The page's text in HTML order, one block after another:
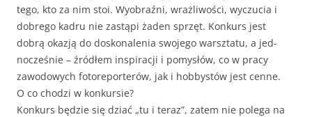
tego, kto za nim stoi. Wyobraźni, wrażli­woś­ci, wyczu­cia i
dobrego kadru nie zastąpi żaden sprzęt. Konkurs jest
dobrą okazją do doskonale­nia swo­jego warsz­tatu, a jed­
nocześnie – źródłem inspiracji i pomysłów, co w pra­cy
zawodowych fotore­porterów, jak i hob­bystów jest cenne.
O co chodzi w konkursie?
Konkurs będzie się dzi­ać „tu i ter­az”, zatem nie pole­ga na